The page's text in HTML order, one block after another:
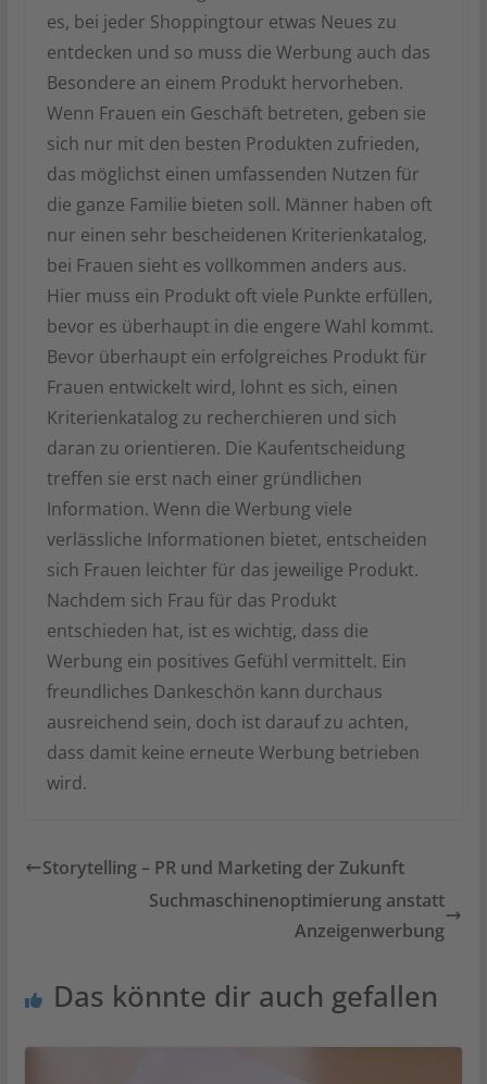
es, bei jeder Shoppingtour etwas Neues zu
entdecken und so muss die Werbung auch das
Besondere an einem Produkt hervorheben.
Wenn Frauen ein Geschäft betreten, geben sie
sich nur mit den besten Produkten zufrieden,
das möglichst einen umfassenden Nutzen für
die ganze Familie bieten soll. Männer haben oft
nur einen sehr bescheidenen Kriterienkatalog,
bei Frauen sieht es vollkommen anders aus.
Hier muss ein Produkt oft viele Punkte erfüllen,
bevor es überhaupt in die engere Wahl kommt.
Bevor überhaupt ein erfolgreiches Produkt für
Frauen entwickelt wird, lohnt es sich, einen
Kriterienkatalog zu recherchieren und sich
daran zu orientieren. Die Kaufentscheidung
treffen sie erst nach einer gründlichen
Information. Wenn die Werbung viele
verlässliche Informationen bietet, entscheiden
sich Frauen leichter für das jeweilige Produkt.
Nachdem sich Frau für das Produkt
entschieden hat, ist es wichtig, dass die
Werbung ein positives Gefühl vermittelt. Ein
freundliches Dankeschön kann durchaus
ausreichend sein, doch ist darauf zu achten,
dass damit keine erneute Werbung betrieben
wird.
Storytelling – PR und Marketing der Zukunft
Suchmaschinenoptimierung anstatt
Anzeigenwerbung
Das könnte dir auch gefallen